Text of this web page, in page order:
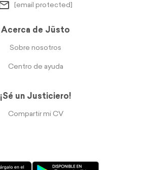
[email protected]
Acerca de Jüsto
Sobre nosotros
Centro de ayuda
¡Sé un Justiciero!
Compartir mi CV